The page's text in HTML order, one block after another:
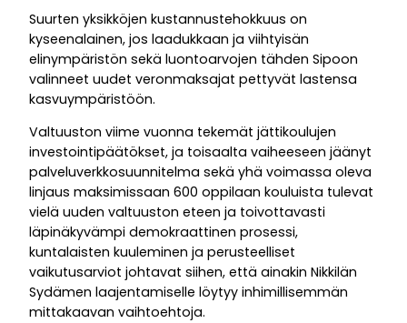
Suurten yksikköjen kustannustehokkuus on
kyseenalainen, jos laadukkaan ja viihtyisän
elinympäristön sekä luontoarvojen tähden Sipoon
valinneet uudet veronmaksajat pettyvät lastensa
kasvuympäristöön.
Valtuuston viime vuonna tekemät jättikoulujen
investointipäätökset, ja toisaalta vaiheeseen jäänyt
palveluverkkosuunnitelma sekä yhä voimassa oleva
linjaus maksimissaan 600 oppilaan kouluista tulevat
vielä uuden valtuuston eteen ja toivottavasti
läpinäkyvämpi demokraattinen prosessi,
kuntalaisten kuuleminen ja perusteelliset
vaikutusarviot johtavat siihen, että ainakin Nikkilän
Sydämen laajentamiselle löytyy inhimillisemmän
mittakaavan vaihtoehtoja.